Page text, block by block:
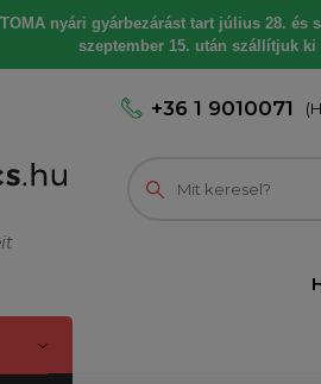
nyári gyárbezárást tart július 28.
szeptember 15. után szállítjuk ki
+36 1 9010071